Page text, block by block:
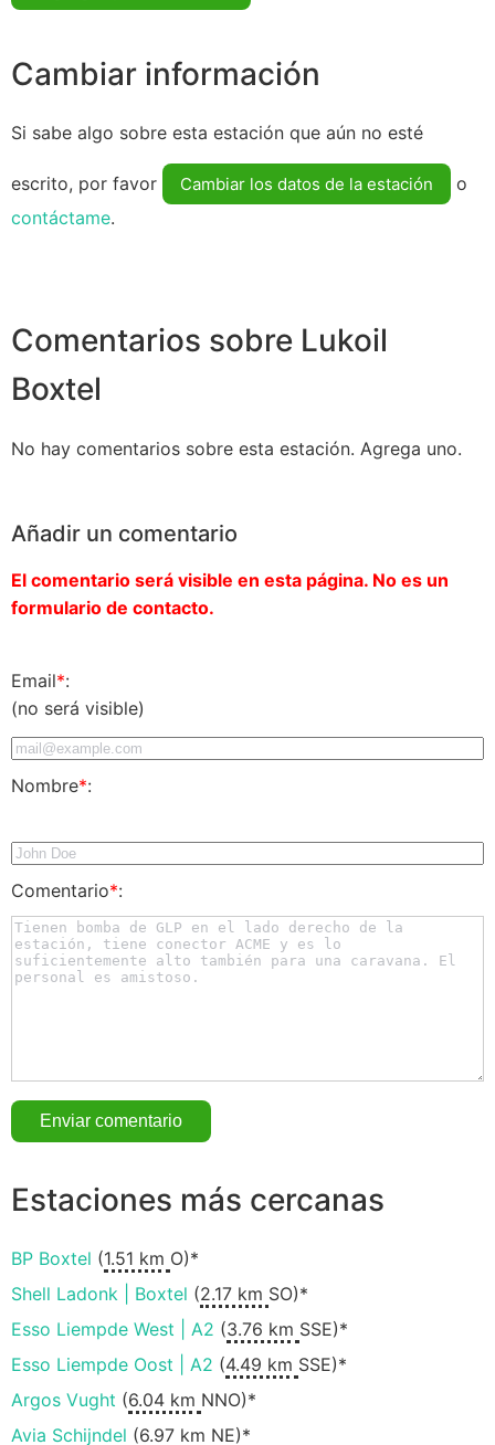
Cambiar información
Si sabe algo sobre esta estación que aún no esté
escrito, por favor Cambiar los datos de la estación
o
contáctame.
Comentarios sobre Lukoil
Boxtel
No hay comentarios sobre esta estación. Agrega uno.
Añadir un comentario
El comentario será visible en esta página. No es un
formulario de contacto.
Email*:
(no será visible)
Nombre*:
Comentario*:
Estaciones más cercanas
BP Boxtel (1.51 km O)*
Shell Ladonk | Boxtel (2.17 km SO)*
Esso Liempde West | A2 (3.76 km SSE)*
Esso Liempde Oost | A2 (4.49 km SSE)*
Argos Vught (6.04 km NNO)*
Avia Schijndel (6.97 km NE)*